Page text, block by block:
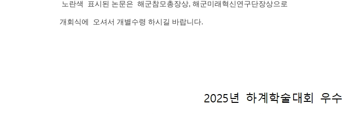
노란색 표시된 논문은 해군참모총장상, 해군미래혁신연구단장상으로
개회식에 오셔서 개별수령 하시길 바랍니다.